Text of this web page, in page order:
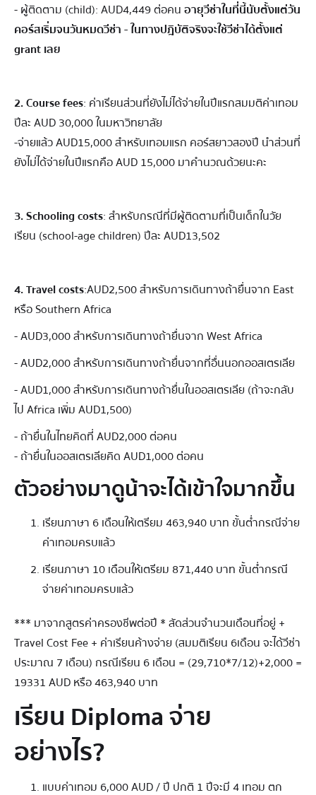
- ผู้ติดตาม (child): AUD4,449 ต่อคนอายุวีซ่าในที่นี้นับตั้งแต่วัน
คอร์สเริ่มจนวันหมดวีซ่า - ในทางปฎิบัติจริงจะใช้วีซ่าได้ตั้งแต่
grant เลย
2. Course fees: ค่าเรียนส่วนที่ยังไม่ได้จ่ายในปีแรกสมมติค่าเทอม
ปีละ AUD 30,000 ในมหาวิทยาลัย
-จ่ายแล้ว AUD15,000 สำหรับเทอมแรก คอร์สยาวสองปี นำส่วนที่
ยังไม่ได้จ่ายในปีแรกคือ AUD 15,000 มาคำนวณด้วยนะคะ
3. Schooling costs: สำหรับกรณีที่มีผู้ติดตามที่เป็นเด็กในวัย
เรียน (school-age children) ปีละ AUD13,502
4. Travel costs:AUD2,500 สำหรับการเดินทางถ้ายื่นจาก East
หรือ Southern Africa
- AUD3,000 สำหรับการเดินทางถ้ายื่นจาก West Africa
- AUD2,000 สำหรับการเดินทางถ้ายื่นจากที่อื่นนอกออสเตรเลีย
- AUD1,000 สำหรับการเดินทางถ้ายื่นในออสเตรเลีย (ถ้าจะกลับ
ไป Africa เพิ่ม AUD1,500)
- ถ้ายื่นในไทยคิดที่ AUD2,000 ต่อคน
- ถ้ายื่นในออสเตรเลียคิด AUD1,000 ต่อคน
ตัวอย่างมาดูน้าจะได้เข้าใจมากขึ้น
เรียนภาษา 6 เดือนให้เตรียม 463,940 บาท ขั้นต่ำกรณีจ่าย
ค่าเทอมครบแล้ว
เรียนภาษา 10 เดือนให้เตรียม 871,440 บาท ขั้นต่ำกรณี
จ่ายค่าเทอมครบแล้ว
*** มาจากสูตรค่าครองชีพต่อปี * สัดส่วนจำนวนเดือนที่อยู่ +
Travel Cost Fee + ค่าเรียนค้างจ่าย (สมมติเรียน 6เดือน จะได้วีซ่า
ประมาณ 7 เดือน) กรณีเรียน 6 เดือน = (29,710*7/12)+2,000 =
19331 AUD หรือ 463,940 บาท
เรียน Diploma จ่าย
อย่างไร?
แบบค่าเทอม 6,000 AUD / ปี ปกติ 1 ปีจะมี 4 เทอม ตก